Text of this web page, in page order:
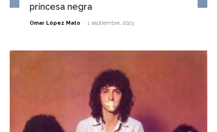
princesa negra
Omar López Mato - 1 septiembre, 2023